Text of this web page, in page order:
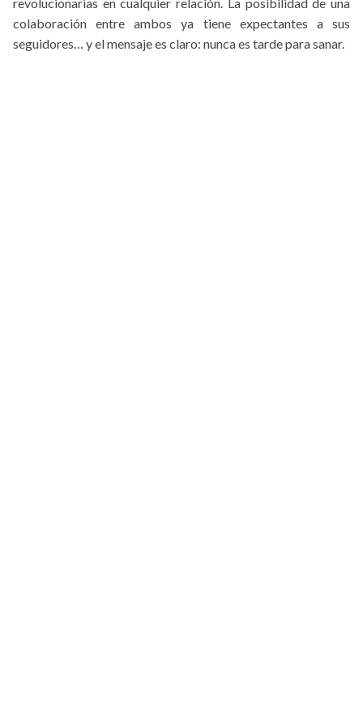
revolucionarias en cualquier relación. La posibilidad de una
colaboración entre ambos ya tiene expectantes a sus
seguidores… y el mensaje es claro: nunca es tarde para sanar.